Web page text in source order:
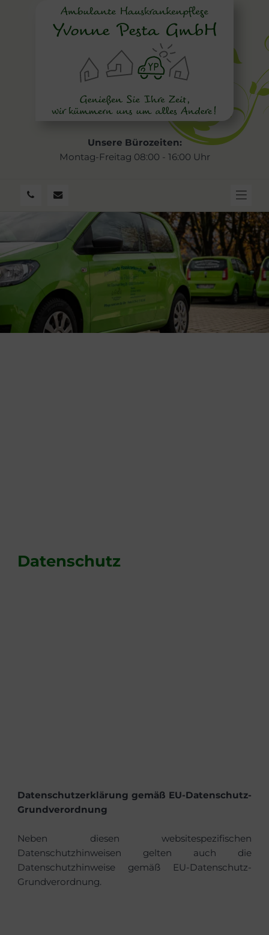
Unsere Bürozeiten:
Montag-Freitag 08:00 - 16:00 Uhr
Datenschutz
Datenschutzerklärung gemäß EU-Datenschutz-
Grundverordnung
Neben diesen websitespezifischen
Datenschutzhinweisen gelten auch die
Datenschutzhinweise gemäß EU-Datenschutz-
Grundverordnung.